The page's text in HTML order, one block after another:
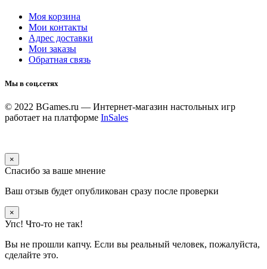
Моя корзина
Мои контакты
Адрес доставки
Мои заказы
Обратная связь
Мы в соц.сетях
© 2022 BGames.ru — Интернет-магазин настольных игр
работает на платформе InSales
×
Спасибо за ваше мнение
Ваш отзыв будет опубликован сразу после проверки
×
Упс! Что-то не так!
Вы не прошли капчу. Если вы реальный человек, пожалуйста,
сделайте это.